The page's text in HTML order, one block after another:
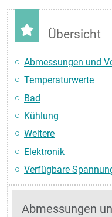
Übersicht
Abmessungen und
Temperaturwerte
Bad
Kühlung
Weitere
Elektronik
Verfügbare
Abmessungen